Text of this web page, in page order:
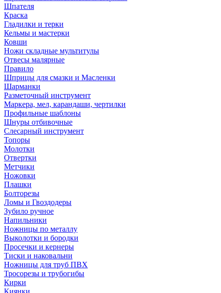
Шпателя
Краска
Гладилки и терки
Кельмы и мастерки
Ковши
Ножи складные мультитулы
Отвесы малярные
Правило
Шприцы для смазки и Масленки
Шарманки
Разметочный инструмент
Маркера, мел, карандаши, чертилки
Профильные шаблоны
Шнуры отбивочные
Слесарный инструмент
Топоры
Молотки
Отвертки
Метчики
Ножовки
Плашки
Болторезы
Ломы и Гвоздодеры
Зубило ручное
Напильники
Ножницы по металлу
Выколотки и бородки
Просечки и кернеры
Тиски и наковальни
Ножницы для труб ПВХ
Тросорезы и трубогибы
Кирки
Киянки